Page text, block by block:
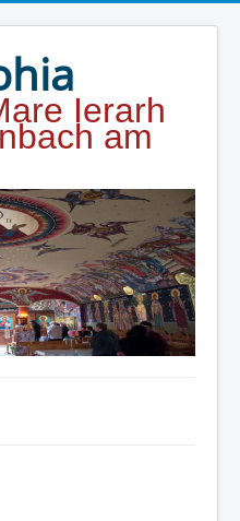
Ierarh
am